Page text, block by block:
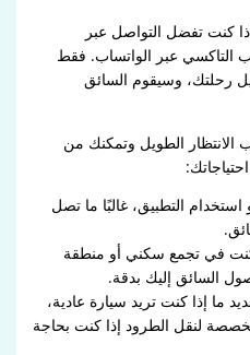
كنت تفضل التواصل عبر
التاكسي عبر الواتساب. فقط
رحلتك، وسيقوم السائق
الطويل وتمكنك من
استخدام التطبيق، غالبًا ما تصل
في تجمع سكني أو منطقة
السائق إليك بدقة.
ما إذا كنت تريد سيارة عادية،
لنقل الطرود إذا كنت بحاجة